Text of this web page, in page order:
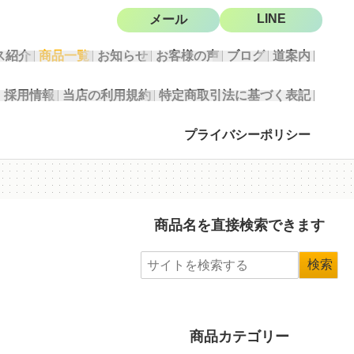
紹介 商品一覧 お知らせ お客様の声 ブログ 道案内
採用情報 当店の利用規約 特定商取引法に基づく表記
プライバシーポリシー
メール LINE
商品名を直接検索できます
商品カテゴリー